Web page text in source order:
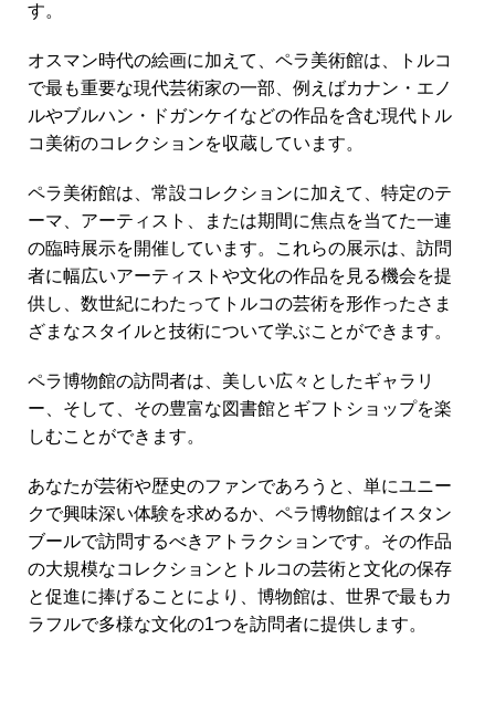
す。
オスマン時代の絵画に加えて、ペラ美術館は、トルコ
で最も重要な現代芸術家の一部、例えばカナン・エノ
ルやブルハン・ドガンケイなどの作品を含む現代トル
コ美術のコレクションを収蔵しています。
ペラ美術館は、常設コレクションに加えて、特定のテ
ーマ、アーティスト、または期間に焦点を当てた一連
の臨時展示を開催しています。これらの展示は、訪問
者に幅広いアーティストや文化の作品を見る機会を提
供し、数世紀にわたってトルコの芸術を形作ったさま
ざまなスタイルと技術について学ぶことができます。
ペラ博物館の訪問者は、美しい広々としたギャラリ
ー、そして、その豊富な図書館とギフトショップを楽
しむことができます。
あなたが芸術や歴史のファンであろうと、単にユニー
クで興味深い体験を求めるか、ペラ博物館はイスタン
ブールで訪問するべきアトラクションです。その作品
の大規模なコレクションとトルコの芸術と文化の保存
と促進に捧げることにより、博物館は、世界で最もカ
ラフルで多様な文化の1つを訪問者に提供します。